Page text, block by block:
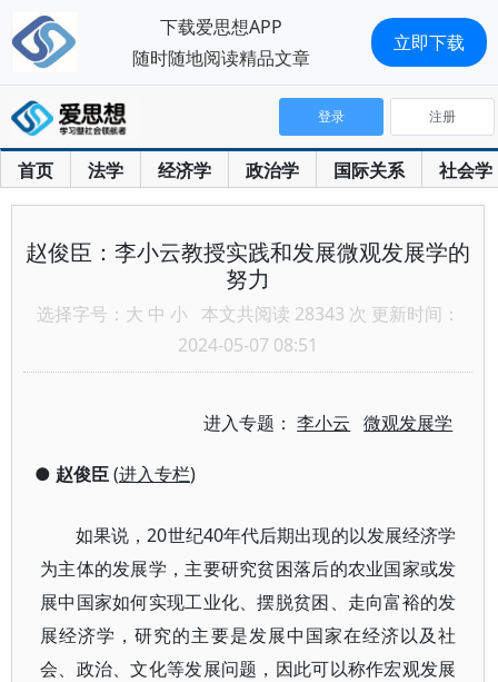
首页 法学 经济学 政治学 国际关系 社会学
登录 注册
赵俊臣：李小云教授实践和发展微观发展学的
努力
选择字号： 大 中 小 本文共阅读 28343 次 更新时间：
2024-05-07 08:51
进入专题：李小云 微观发展学
● 赵俊臣(进入专栏)
如果说，20世纪40年代后期出现的以发展经济学
为主体的发展学，主要研究贫困落后的农业国家或发
展中国家如何实现工业化、摆脱贫困、走向富裕的发
展经济学，研究的主要是发展中国家在经济以及社
会、政治、文化等发展问题，因此可以称作宏观发展
下载爱思想APP
随时随地阅读精品文章
立即下载